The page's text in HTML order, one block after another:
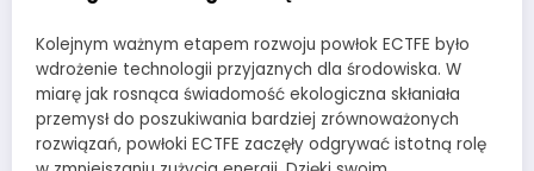
Kolejnym ważnym etapem rozwoju powłok ECTFE było
wdrożenie technologii przyjaznych dla środowiska. W
miarę jak rosnąca świadomość ekologiczna skłaniała
przemysł do poszukiwania bardziej zrównoważonych
rozwiązań, powłoki ECTFE zaczęły odgrywać istotną rolę